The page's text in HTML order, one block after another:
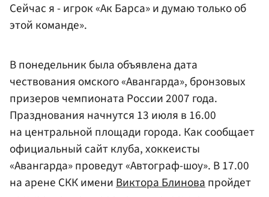
Сейчас я - игрок «Ак Барса» и думаю только об
этой команде».
В понедельник была объявлена дата
чествования омского «Авангарда», бронзовых
призеров чемпионата России 2007 года.
Празднования начнутся 13 июля в 16.00
на центральной площади города. Как сообщает
официальный сайт клуба, хоккеисты
«Авангарда» проведут «Автограф-шоу». В 17.00
на арене СКК имениВиктора Блиновапройдет